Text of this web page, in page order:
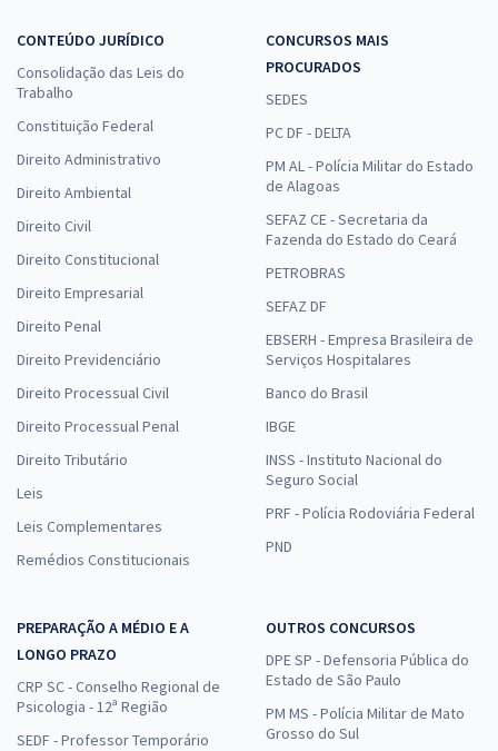
CONTEÚDO JURÍDICO
Consolidação das Leis do
Trabalho
Constituição Federal
Direito Administrativo
Direito Ambiental
Direito Civil
Direito Constitucional
Direito Empresarial
Direito Penal
Direito Previdenciário
Direito Processual Civil
Direito Processual Penal
Direito Tributário
Leis
Leis Complementares
Remédios Constitucionais
CONCURSOS MAIS
PROCURADOS
SEDES
PC DF - DELTA
PM AL - Polícia Militar do Estado
de Alagoas
SEFAZ CE - Secretaria da
Fazenda do Estado do Ceará
PETROBRAS
SEFAZ DF
EBSERH - Empresa Brasileira de
Serviços Hospitalares
Banco do Brasil
IBGE
INSS - Instituto Nacional do
Seguro Social
PRF - Polícia Rodoviária Federal
PND
PREPARAÇÃO A MÉDIO E A
LONGO PRAZO
CRP SC - Conselho Regional de
Psicologia - 12ª Região
SEDF - Professor Temporário
OUTROS CONCURSOS
DPE SP - Defensoria Pública do
Estado de São Paulo
PM MS - Polícia Militar de Mato
Grosso do Sul